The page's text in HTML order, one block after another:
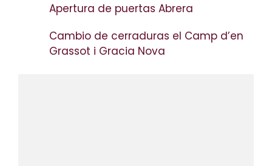
Apertura de puertas Abrera
Cambio de cerraduras el Camp d’en
Grassot i Gracia Nova